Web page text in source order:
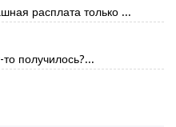
расплата только ...
получилось?...